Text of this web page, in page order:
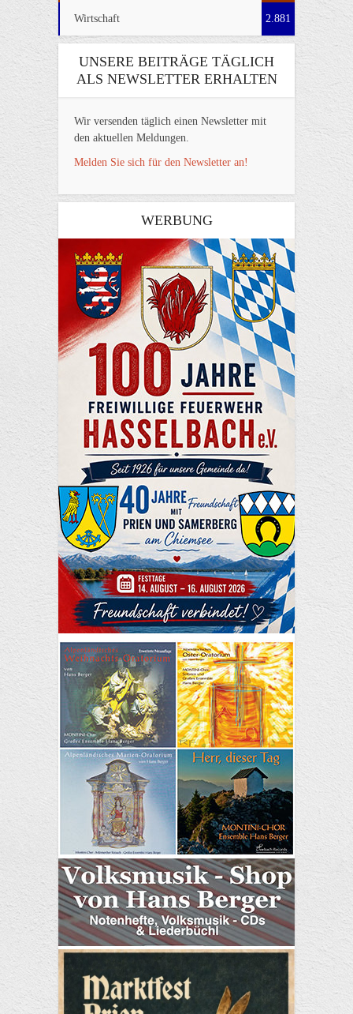
Wirtschaft 2.881
UNSERE BEITRÄGE TÄGLICH
ALS NEWSLETTER ERHALTEN
Wir versenden täglich einen Newsletter mit
den aktuellen Meldungen.
Melden Sie sich für den Newsletter an!
WERBUNG